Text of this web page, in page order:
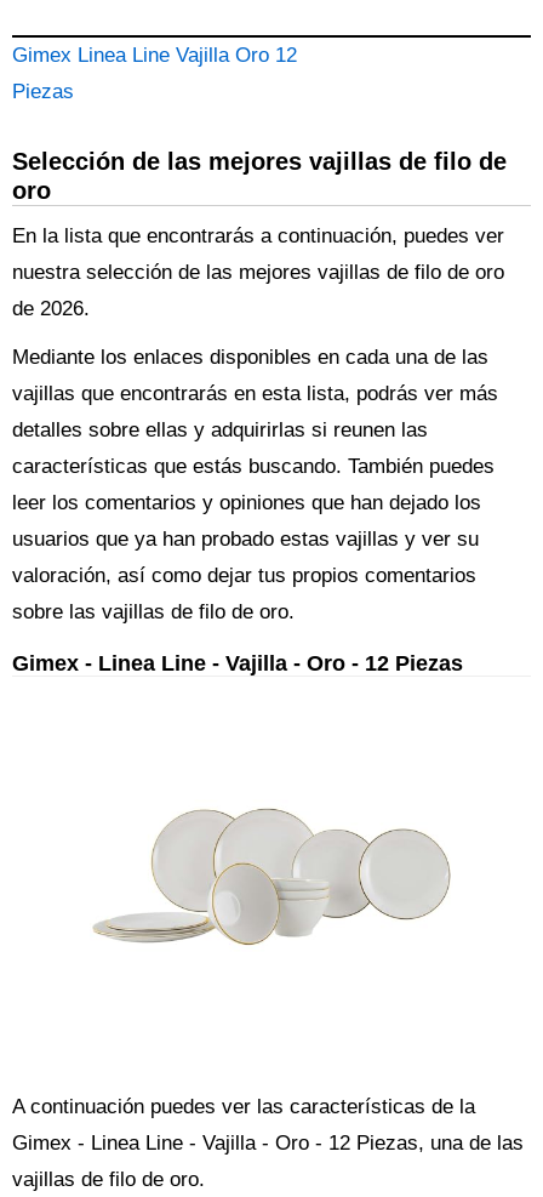
Gimex Linea Line Vajilla Oro 12
Piezas
Selección de las mejores vajillas de filo de
oro
En la lista que encontrarás a continuación, puedes ver
nuestra selección de las mejores vajillas de filo de oro
de 2026.
Mediante los enlaces disponibles en cada una de las
vajillas que encontrarás en esta lista, podrás ver más
detalles sobre ellas y adquirirlas si reunen las
características que estás buscando. También puedes
leer los comentarios y opiniones que han dejado los
usuarios que ya han probado estas vajillas y ver su
valoración, así como dejar tus propios comentarios
sobre las vajillas de filo de oro.
Gimex - Linea Line - Vajilla - Oro - 12 Piezas
A continuación puedes ver las características de la
Gimex - Linea Line - Vajilla - Oro - 12 Piezas, una de las
vajillas de filo de oro.